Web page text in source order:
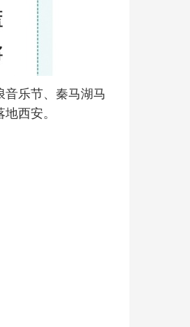
乐节、秦马湖马
西安。